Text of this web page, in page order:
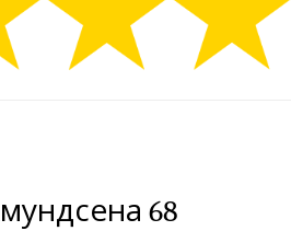
68